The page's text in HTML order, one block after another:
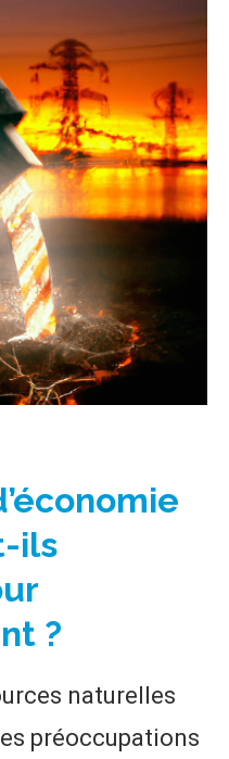
ils
?
naturelles
préoccupations